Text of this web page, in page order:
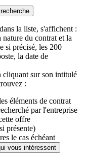
la liste, s'affichent :
du contrat et la
si précisé, les 200
la date de
cliquant sur son intitulé
:
éléments de contrat
par l'entreprise
offre
présente)
le cas échéant
vous intéressent